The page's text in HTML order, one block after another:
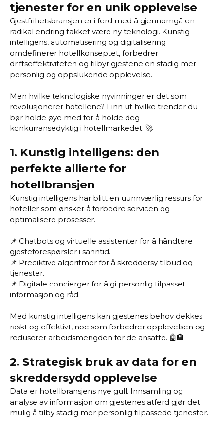
tjenester for en unik opplevelse
Gjestfrihetsbransjen er i ferd med å gjennomgå en
radikal endring takket være ny teknologi. Kunstig
intelligens, automatisering og digitalisering
omdefinerer hotellkonseptet, forbedrer
driftseffektiviteten og tilbyr gjestene en stadig mer
personlig og oppslukende opplevelse.
Men hvilke teknologiske nyvinninger er det som
revolusjonerer hotellene? Finn ut hvilke trender du
bør holde øye med for å holde deg
konkurransedyktig i hotellmarkedet. 🚀
1. Kunstig intelligens: den
perfekte allierte for
hotellbransjen
Kunstig intelligens har blitt en uunnværlig ressurs for
hoteller som ønsker å forbedre servicen og
optimalisere prosesser.
📌 Chatbots og virtuelle assistenter for å håndtere
gjesteforespørsler i sanntid.
📌 Prediktive algoritmer for å skreddersy tilbud og
tjenester.
📌 Digitale concierger for å gi personlig tilpasset
informasjon og råd.
Med kunstig intelligens kan gjestenes behov dekkes
raskt og effektivt, noe som forbedrer opplevelsen og
reduserer arbeidsmengden for de ansatte. 🤖🏨
2. Strategisk bruk av data for en
skreddersydd opplevelse
Data er hotellbransjens nye gull. Innsamling og
analyse av informasjon om gjestenes atferd gjør det
mulig å tilby stadig mer personlig tilpassede tjenester.